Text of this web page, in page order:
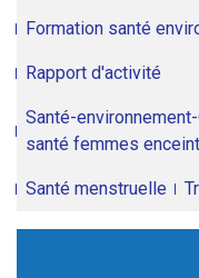
Formation santé
Rapport d'activité
Santé-
santé femmes
Santé menstruelle